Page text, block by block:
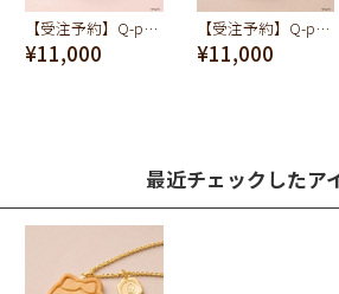
【受注予約】Q-pot. ちいかわ マカロン バッグチャーム（ハチワレ）
¥11,000
【受注予約】Q-pot. ちいかわ ミルククッキー ネックレス（ちいかわ）
¥11,000
最近チェックしたア